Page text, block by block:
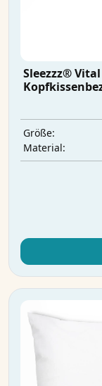
Sleezzz®
Größe:
Material: